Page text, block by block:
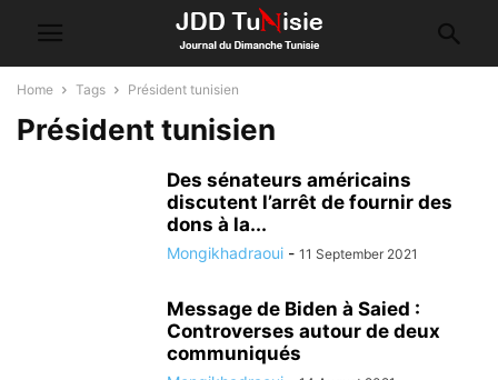
Home Tags Président tunisien
Président tunisien
Des sénateurs américains
discutent l’arrêt de fournir des
dons à la...
Mongikhadraoui - 11 September 2021
Message de Biden à Saied :
Controverses autour de deux
communiqués